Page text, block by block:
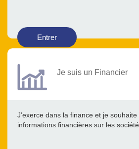
Entrer
Je suis un Financier
J’exerce dans la finance et je
informations financières sur les